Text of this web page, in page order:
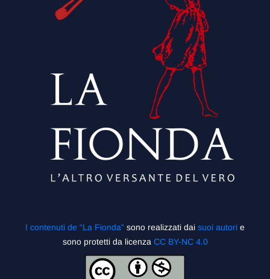
I contenuti de “La Fionda” sono realizzati dai suoi autori e
sono protetti da licenza CC BY-NC 4.0